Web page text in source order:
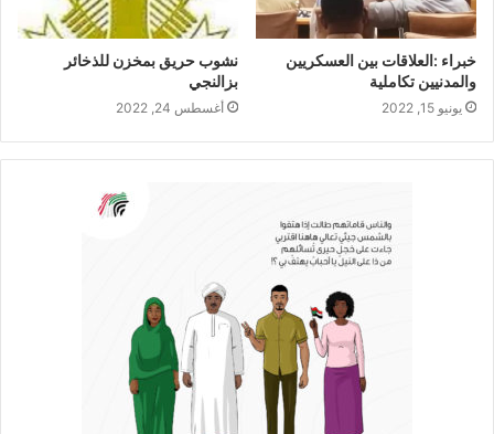
خبراء :العلاقات بين العسكريين
والمدنيين تكاملية
يونيو 15, 2022
نشوب حريق بمخزن للذخائر
بزالنجي
أغسطس 24, 2022